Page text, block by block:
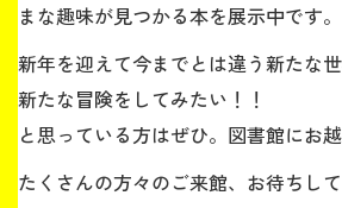
まな趣味が見つかる本を展示中です。
新年を迎えて今までとは違う新たな
新たな冒険をしてみたい！！
と思っている方はぜひ。図書館にお
たくさんの方々のご来館、お待ちして